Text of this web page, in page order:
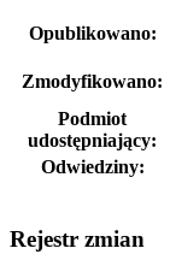
Opublikowano:
Zmodyfikowano:
Podmiot
udostępniający:
Odwiedziny:
Rejestr zmian